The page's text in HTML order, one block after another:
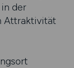
der
Attraktivität